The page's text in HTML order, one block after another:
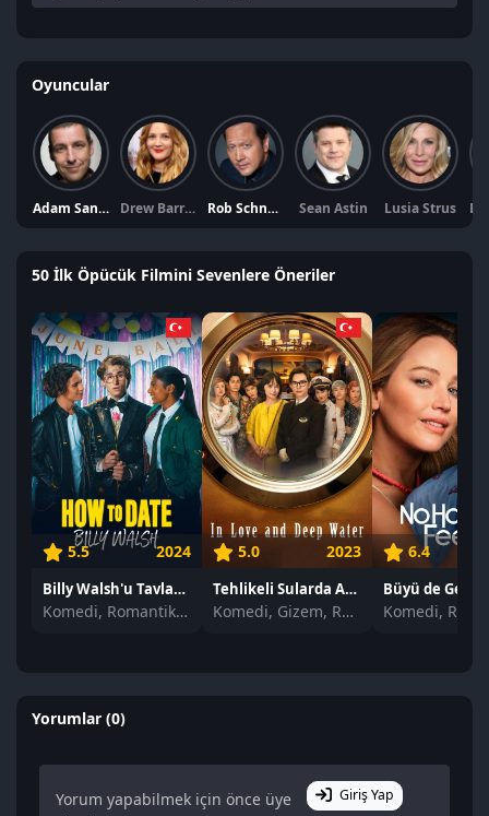
Oyuncular
Adam Sandler Drew Barrymore Rob Schneider Sean Astin Lusia Strus
50 İlk Öpücük Filmini Sevenlere Öneriler
5.5 2024
Billy Walsh'u Tavlamak izle
Komedi, Romantik, Gençlik
5.0 2023
Tehlikeli Sularda Aşk izle
Komedi, Gizem, Romantik
6.4
Büyü de Gel
Komedi,
Yorumlar (0)
Yorum yapabilmek için önce üye
Giriş Yap